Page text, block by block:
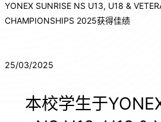
YONEX SUNRISE NS U13, U18 &
CHAMPIONSHIPS 2025获得佳绩
25/03/2025
本校学生于